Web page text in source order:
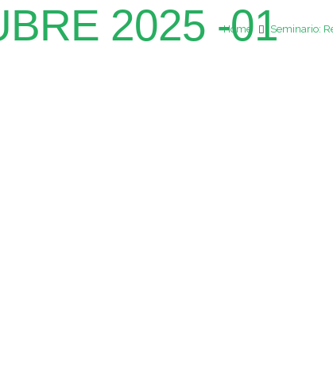
2025 -01
Home Seminario: